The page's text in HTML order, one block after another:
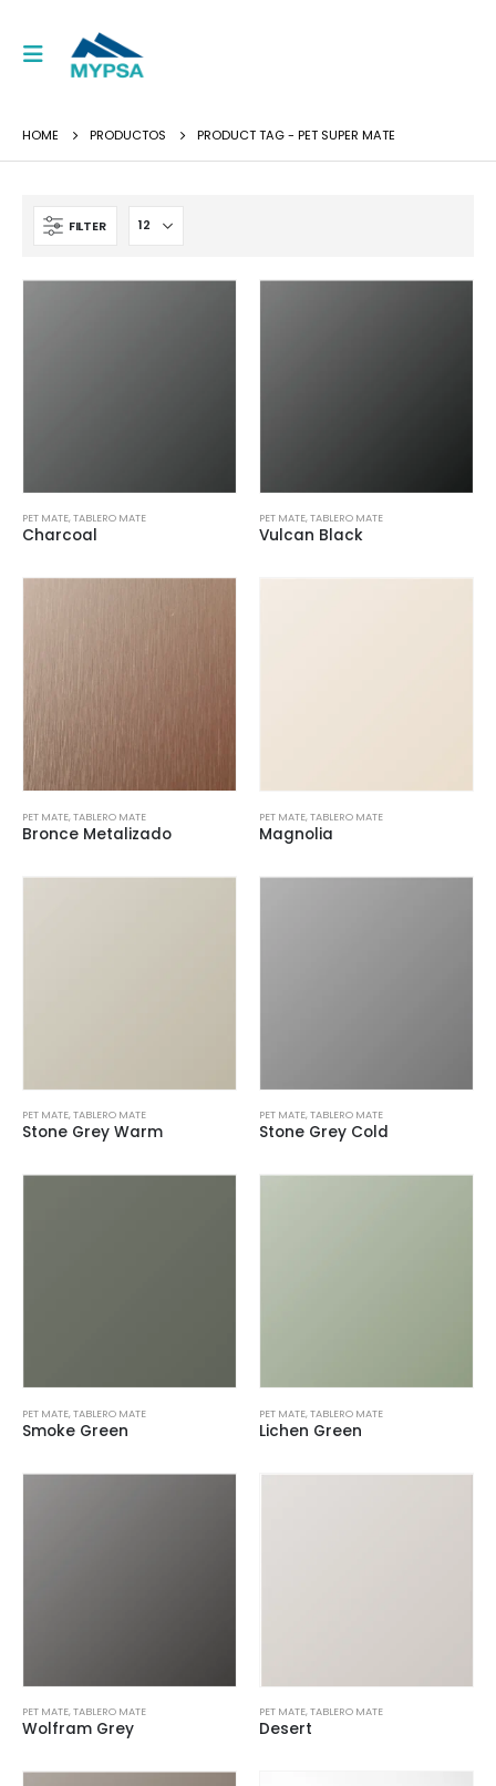
HOME PRODUCTOS PRODUCT TAG - PET SUPER MATE
FILTER
PET MATE,TABLERO MATE
Charcoal
PET MATE,TABLERO MATE
Vulcan Black
PET MATE,TABLERO MATE
Bronce Metalizado
PET MATE,TABLERO MATE
Magnolia
PET MATE,TABLERO MATE
Stone Grey Warm
PET MATE,TABLERO MATE
Stone Grey Cold
PET MATE,TABLERO MATE
Smoke Green
PET MATE,TABLERO MATE
Lichen Green
PET MATE,TABLERO MATE
Wolfram Grey
PET MATE,TABLERO MATE
Desert